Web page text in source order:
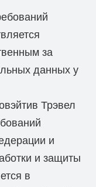
за
данных у
Трэвел
и
и защиты
в